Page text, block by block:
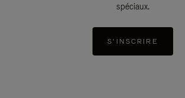
spéciaux.
S'INSCRIRE